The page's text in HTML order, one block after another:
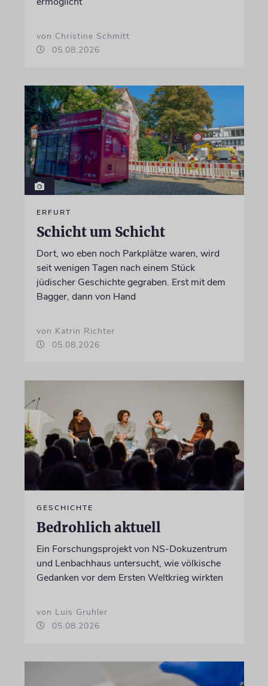
von Christine Schmitt
05.08.2026
ERFURT
Schicht um Schicht
Dort, wo eben noch Parkplätze waren, wird
seit wenigen Tagen nach einem Stück
jüdischer Geschichte gegraben. Erst mit dem
Bagger, dann von Hand
von Katrin Richter
05.08.2026
GESCHICHTE
Bedrohlich aktuell
Ein Forschungsprojekt von NS-Dokuzentrum
und Lenbachhaus untersucht, wie völkische
Gedanken vor dem Ersten Weltkrieg wirkten
von Luis Gruhler
05.08.2026